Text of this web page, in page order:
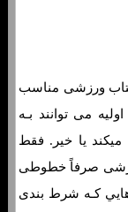
ورزشی مناسب
می توانند بـه
میکند یا خیر. فقط
صرفاً خطوطی
هایي کـه شرط بندی